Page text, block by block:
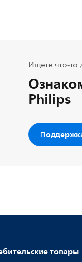
Ищете что-то
Philips
товары